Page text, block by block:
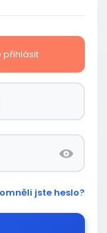
přihlásit
jste heslo?